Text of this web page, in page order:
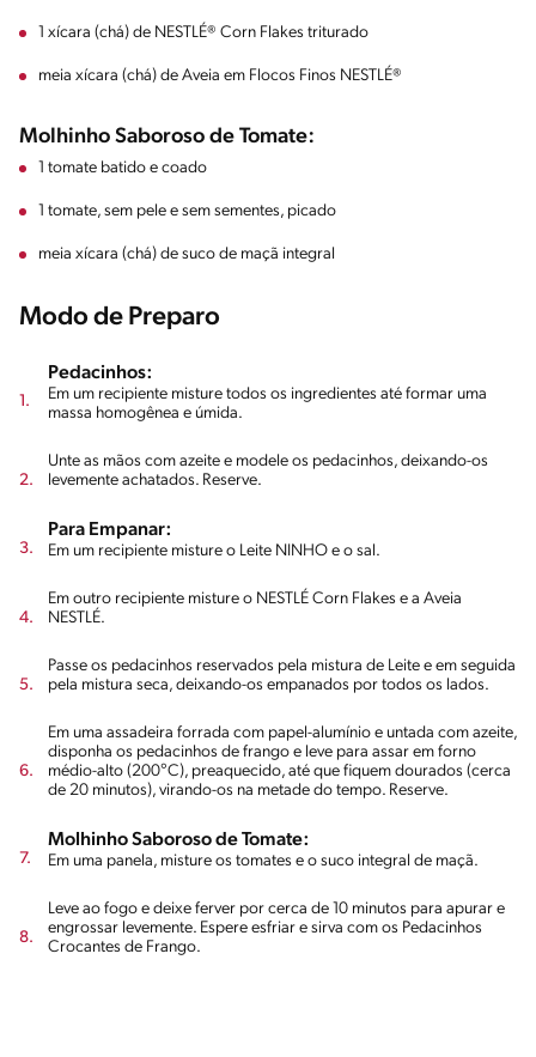
1 xícara (chá) de NESTLÉ® Corn Flakes triturado
meia xícara (chá) de Aveia em Flocos Finos NESTLÉ®
Molhinho Saboroso de Tomate:
1 tomate batido e coado
1 tomate, sem pele e sem sementes, picado
meia xícara (chá) de suco de maçã integral
Modo de Preparo
Pedacinhos:
Em um recipiente misture todos os ingredientes até formar uma
massa homogênea e úmida.
Unte as mãos com azeite e modele os pedacinhos, deixando-os
levemente achatados. Reserve.
Para Empanar:
Em um recipiente misture o Leite NINHO e o sal.
Em outro recipiente misture o NESTLÉ Corn Flakes e a Aveia
NESTLÉ.
Passe os pedacinhos reservados pela mistura de Leite e em seguida
pela mistura seca, deixando-os empanados por todos os lados.
Em uma assadeira forrada com papel-alumínio e untada com azeite,
disponha os pedacinhos de frango e leve para assar em forno
médio-alto (200°C), preaquecido, até que fiquem dourados (cerca
de 20 minutos), virando-os na metade do tempo. Reserve.
Molhinho Saboroso de Tomate:
Em uma panela, misture os tomates e o suco integral de maçã.
Leve ao fogo e deixe ferver por cerca de 10 minutos para apurar e
engrossar levemente. Espere esfriar e sirva com os Pedacinhos
Crocantes de Frango.